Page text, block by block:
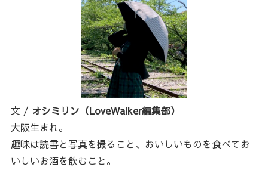
文 / オシミリン（LoveWalker編集部）
大阪生まれ。
趣味は読書と写真を撮ること、おいしいものを食べてお
いしいお酒を飲むこと。